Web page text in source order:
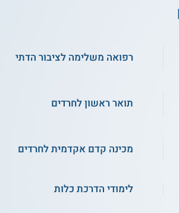
רפואה משלימה לציבור הדתי
תואר ראשון לחרדים
מכינה קדם אקדמית לחרדים
לימודי הדרכת כלות